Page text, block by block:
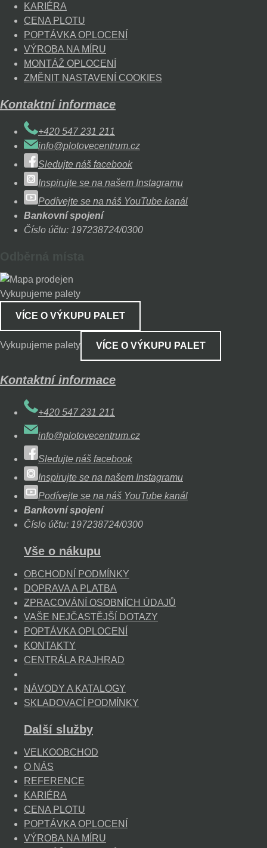
KARIÉRA
CENA PLOTU
POPTÁVKA OPLOCENÍ
VÝROBA NA MÍRU
MONTÁŽ OPLOCENÍ
ZMĚNIT NASTAVENÍ COOKIES
Kontaktní informace
+420 547 231 211
info@plotovecentrum.cz
Sledujte náš facebook
Inspirujte se na našem Instagramu
Podívejte se na náš YouTube kanál
Bankovní spojení
Číslo účtu: 197238724/0300
Vykupujeme palety
VÍCE O VÝKUPU PALET
Vykupujeme palety VÍCE O VÝKUPU PALET
Kontaktní informace
+420 547 231 211
info@plotovecentrum.cz
Sledujte náš facebook
Inspirujte se na našem Instagramu
Podívejte se na náš YouTube kanál
Bankovní spojení
Číslo účtu: 197238724/0300
Vše o nákupu
OBCHODNÍ PODMÍNKY
DOPRAVA A PLATBA
ZPRACOVÁNÍ OSOBNÍCH ÚDAJŮ
VAŠE NEJČASTĚJŠÍ DOTAZY
POPTÁVKA OPLOCENÍ
KONTAKTY
CENTRÁLA RAJHRAD
NÁVODY A KATALOGY
SKLADOVACÍ PODMÍNKY
Další služby
VELKOOBCHOD
O NÁS
REFERENCE
KARIÉRA
CENA PLOTU
POPTÁVKA OPLOCENÍ
VÝROBA NA MÍRU